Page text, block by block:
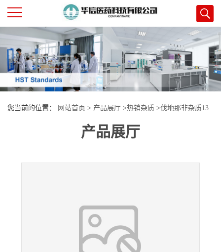
公
司
首
页
司
您当前的位置： 网站首页 > 产品展厅 >热销杂质 >伐地那非杂质13
产品展厅